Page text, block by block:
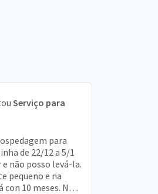
Serviço para
para
de 22/12 a 5/1
e não posso levá-la.
pequeno e na
con 10 meses. Não